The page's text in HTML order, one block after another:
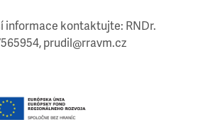
informace kontaktujte: RNDr.
prudil@rravm.cz